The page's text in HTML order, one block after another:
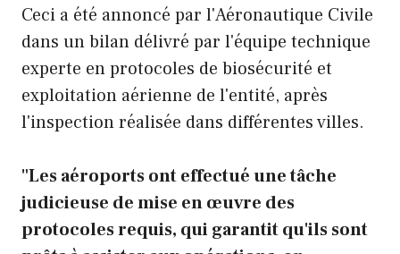
Ceci a été annoncé par l'Aéronautique Civile
dans un bilan délivré par l'équipe technique
experte en protocoles de biosécurité et
exploitation aérienne de l'entité, après
l'inspection réalisée dans différentes villes.
"Les aéroports ont effectué une tâche
judicieuse de mise en œuvre des
protocoles requis, qui garantit qu'ils sont